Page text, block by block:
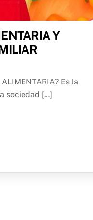
Y
ALIMENTARIA? Es la
sociedad […]